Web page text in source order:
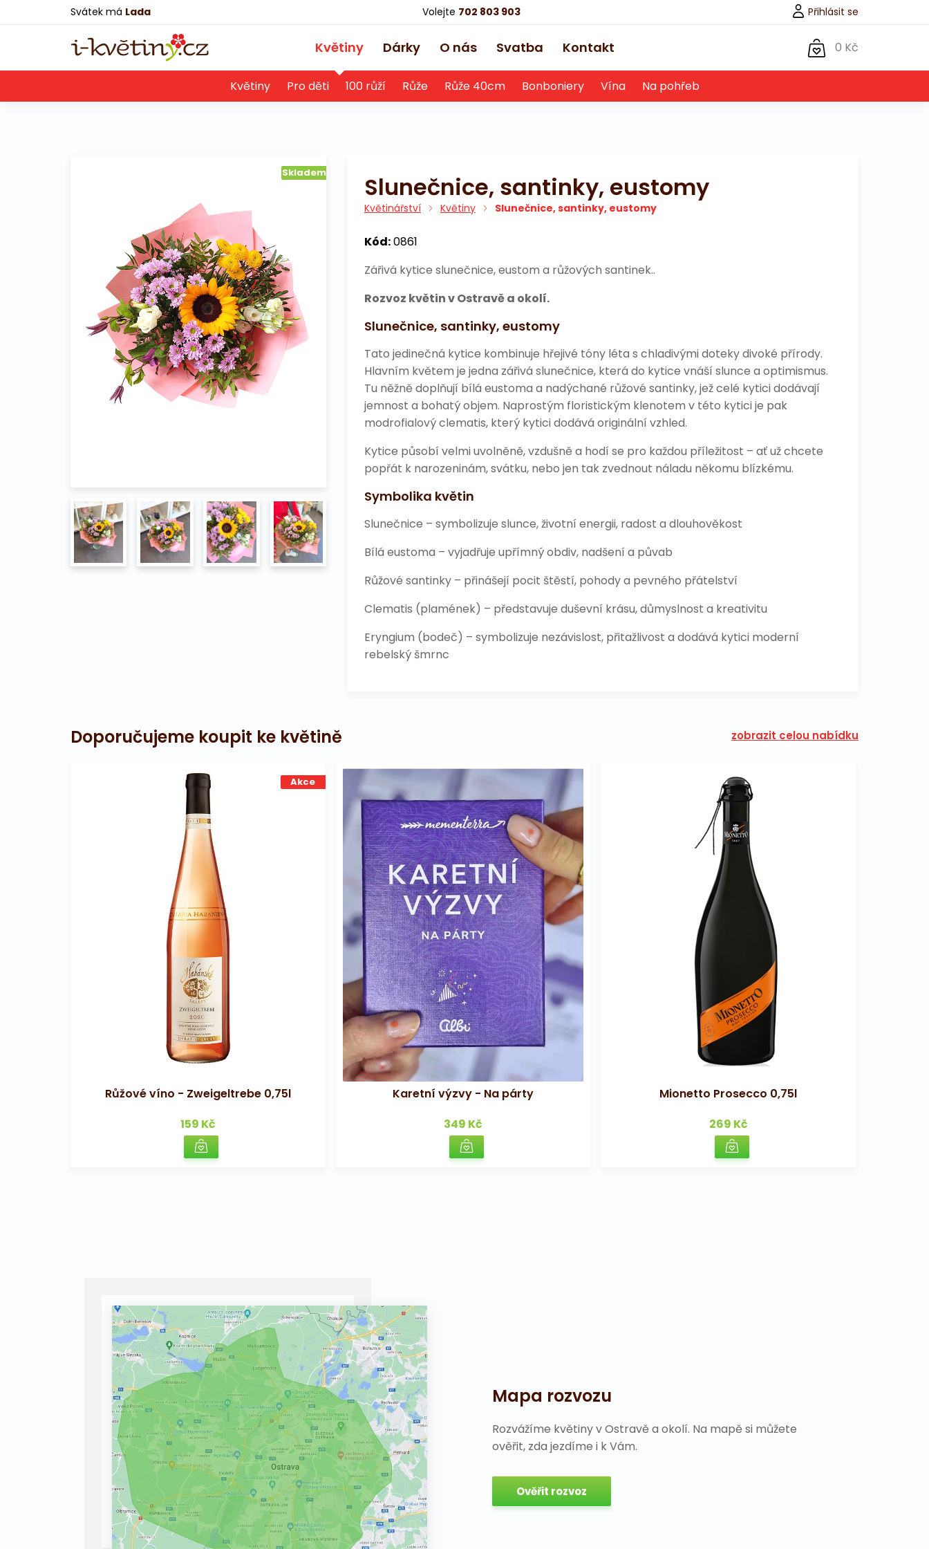
Svátek má Lada Volejte 702 803 903 Přihlásit se
0 Kč
Květiny
Květiny Pro děti 100 růží Růže Růže 40cm Bonboniery Vína Na pohřeb
Dárky O nás Svatba Kontakt
Skladem Slunečnice, santinky, eustomy
Květinářství Květiny Slunečnice, santinky, eustomy
Kód:0861
Zářivá kytice slunečnice, eustom a růžových santinek..
Rozvoz květin v Ostravě a okolí.
Slunečnice, santinky, eustomy
Tato jedinečná kytice kombinuje hřejivé tóny léta s chladivými doteky divoké přírody.
Hlavním květem je jedna zářivá slunečnice, která do kytice vnáší slunce a optimismus.
Tu něžně doplňují bílá eustoma a nadýchané růžové santinky, jež celé kytici dodávají
jemnost a bohatý objem. Naprostým floristickým klenotem v této kytici je pak
modrofialový clematis, který kytici dodává originální vzhled.
Kytice působí velmi uvolněně, vzdušně a hodí se pro každou příležitost – ať už chcete
popřát k narozeninám, svátku, nebo jen tak zvednout náladu někomu blízkému.
Symbolika květin
Slunečnice – symbolizuje slunce, životní energii, radost a dlouhověkost
Bílá eustoma – vyjadřuje upřímný obdiv, nadšení a půvab
Růžové santinky – přinášejí pocit štěstí, pohody a pevného přátelství
Clematis (plamének) – představuje duševní krásu, důmyslnost a kreativitu
Eryngium (bodeč) – symbolizuje nezávislost, přitažlivost a dodává kytici moderní
rebelský šmrnc
Doporučujeme koupit ke květině zobrazit celou nabídku
Akce
Růžové víno - Zweigeltrebe 0,75l
159 Kč
Karetní výzvy - Na párty
349 Kč
Mionetto Prosecco 0,75l
269 Kč
Mapa rozvozu
Rozvážíme květiny v Ostravě a okolí. Na mapě si můžete
ověřit, zda jezdíme i k Vám.
Ověřit rozvoz